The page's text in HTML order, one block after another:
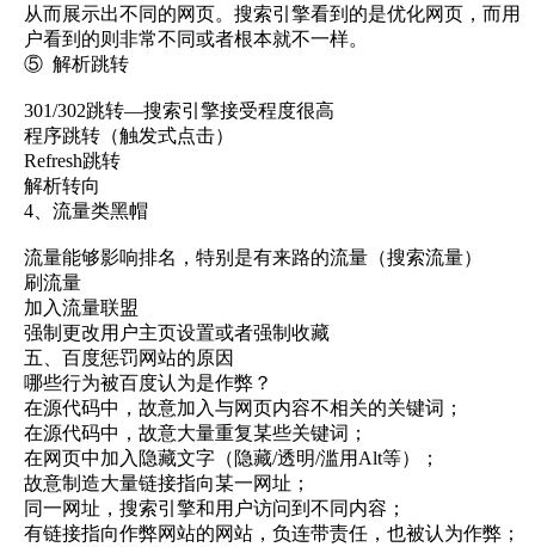
从而展示出不同的网页。搜索引擎看到的是优化网页，而用
户看到的则非常不同或者根本就不一样。
⑤ 解析跳转
301/302跳转—搜索引擎接受程度很高
程序跳转（触发式点击）
Refresh跳转
解析转向
4、流量类黑帽
流量能够影响排名，特别是有来路的流量（搜索流量）
刷流量
加入流量联盟
强制更改用户主页设置或者强制收藏
五、百度惩罚网站的原因
哪些行为被百度认为是作弊？
在源代码中，故意加入与网页内容不相关的关键词；
在源代码中，故意大量重复某些关键词；
在网页中加入隐藏文字（隐藏/透明/滥用Alt等）；
故意制造大量链接指向某一网址；
同一网址，搜索引擎和用户访问到不同内容；
有链接指向作弊网站的网站，负连带责任，也被认为作弊；